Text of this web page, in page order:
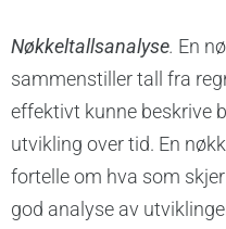
Nøkkeltallsanalyse. En
sammenstiller tall fra
effektivt kunne beskrive
utvikling over tid. En
fortelle om hva som
god analyse av